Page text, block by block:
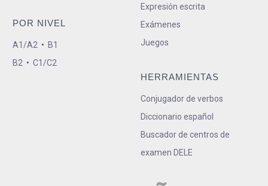
POR NIVEL
A1/A2 • B1
B2 • C1/C2
Expresión escrita
Exámenes
Juegos
HERRAMIENTAS
Conjugador de verbos
Diccionario español
Buscador de centros de
examen DELE